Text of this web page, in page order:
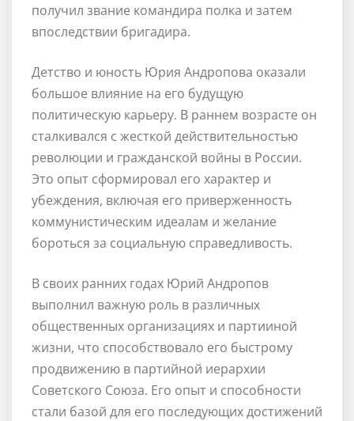
получил звание командира полка и затем
впоследствии бригадира.
Детство и юность Юрия Андропова оказали
большое влияние на его будущую
политическую карьеру. В раннем возрасте он
сталкивался с жесткой действительностью
революции и гражданской войны в России.
Это опыт сформировал его характер и
убеждения, включая его приверженность
коммунистическим идеалам и желание
бороться за социальную справедливость.
В своих ранних годах Юрий Андропов
выполнил важную роль в различных
общественных организациях и партииной
жизни, что способствовало его быстрому
продвижению в партийной иерархии
Советского Союза. Его опыт и способности
стали базой для его последующих достижений